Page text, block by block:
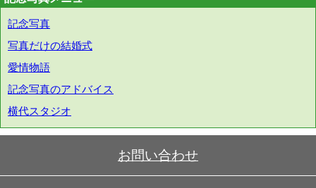
記念写真
写真だけの結婚式
愛情物語
記念写真のアドバイス
横代スタジオ
お問い合わせ